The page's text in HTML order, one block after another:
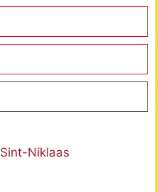
Sint-Niklaas